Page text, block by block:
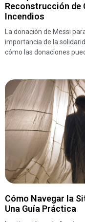
Reconstrucción de
Incendios
La donación de Messi
importancia de la
cómo las donaciones
Cómo Navegar la
Una Guía Práctica